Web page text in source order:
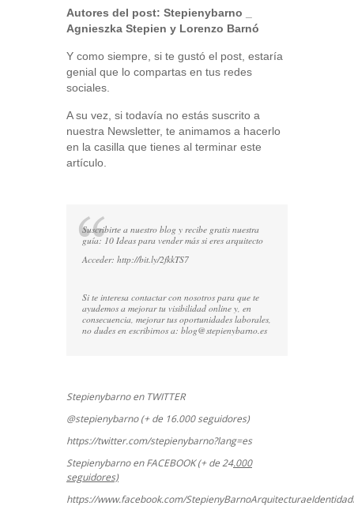
Autores del post: Stepienybarno
Agnieszka Stepien y Lorenzo Barnó
Y como siempre, si te gustó el post, estaría
genial que lo compartas en tus redes
sociales.
A su vez, si todavía no estás suscrito a
nuestra Newsletter, te animamos a hacerlo
en la casilla que tienes al terminar este
artículo.
Suscribirte a nuestro blog y recibe gratis nuestra
guía: 10 Ideas para vender más si eres arquitecto
Acceder: http://bit.ly/2fkkTS7
Si te interesa contactar con nosotros para que te
ayudemos a mejorar tu visibilidad online y, en
consecuencia, mejorar tus oportunidades laborales,
no dudes en escribirnos a: blog@stepienybarno.es
Stepienybarno en TWITTER
@stepienybarno (+ de 16.000 seguidores)
https://twitter.com/stepienybarno?lang=es
Stepienybarno en FACEBOOK (+ de 24.000
seguidores)
https://www.facebook.com/